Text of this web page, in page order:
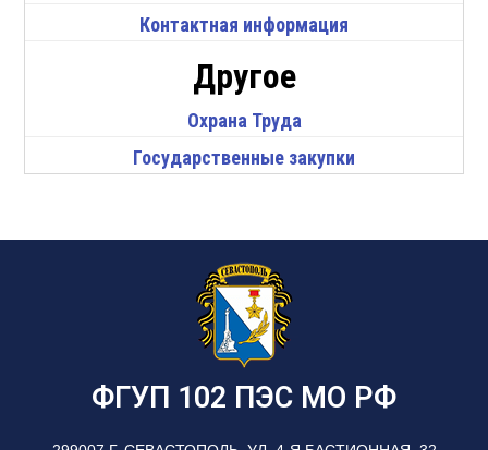
Контактная информация
Другое
Охрана Труда
Государственные закупки
ФГУП 102 ПЭС МО РФ